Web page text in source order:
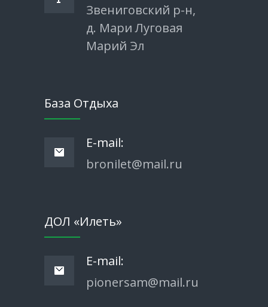
Звениговский р-н,
д. Мари Луговая
Марий Эл
База Отдыха
E-mail:
bronilet@mail.ru
ДОЛ «Илеть»
E-mail:
pionersam@mail.ru